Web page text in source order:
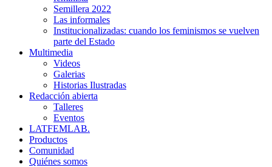
Semillera 2022
Las informales
Institucionalizadas: cuando los feminismos se vuelven
parte del Estado
Multimedia
Videos
Galerias
Historias Ilustradas
Redacción abierta
Talleres
Eventos
LATFEMLAB.
Productos
Comunidad
Quiénes somos